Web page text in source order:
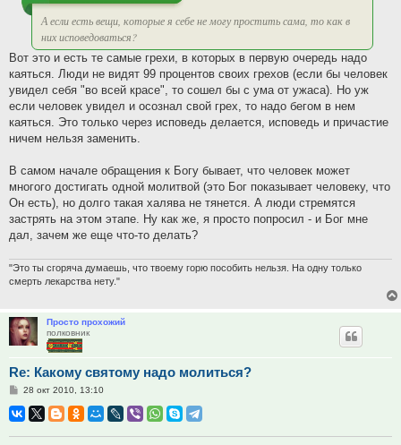
А если есть вещи, которые я себе не могу простить сама, то как в
них исповедоваться?
Вот это и есть те самые грехи, в которых в первую очередь надо
каяться. Люди не видят 99 процентов своих грехов (если бы человек
увидел себя "во всей красе", то сошел бы с ума от ужаса). Но уж
если человек увидел и осознал свой грех, то надо бегом в нем
каяться. Это только через исповедь делается, исповедь и причастие
ничем нельзя заменить.
В самом начале обращения к Богу бывает, что человек может
многого достигать одной молитвой (это Бог показывает человеку, что
Он есть), но долго такая халява не тянется. А люди стремятся
застрять на этом этапе. Ну как же, я просто попросил - и Бог мне
дал, зачем же еще что-то делать?
"Это ты сгоряча думаешь, что твоему горю пособить нельзя. На одну только
смерть лекарства нету."
Просто прохожий
полковник
Re: Какому святому надо молиться?
Сообщение
28 окт 2010, 13:10